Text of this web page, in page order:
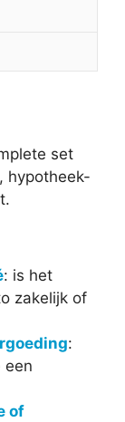
set
hypotheek-
: is het
zakelijk of
:
een
of